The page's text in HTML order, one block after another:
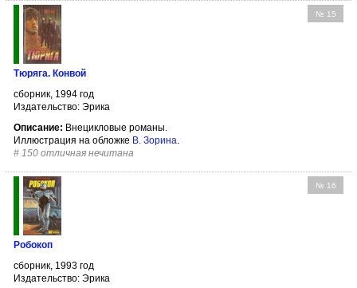
№ 15
Тюряга. Конвой
сборник, 1994 год
Издательство: Эрика
Описание: Внецикловые романы.
Иллюстрация на обложке В. Зорина
# 150 отличная нечитана
№ 16
Робокоп
сборник, 1993 год
Издательство: Эрика